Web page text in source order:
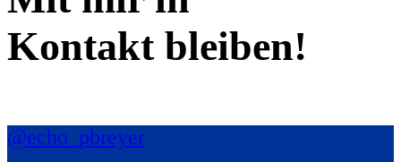
Kontakt bleiben!
@echo_pbreyer